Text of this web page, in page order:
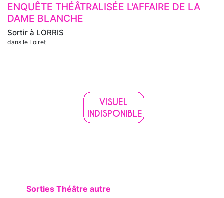
Sortir à LORRIS
dans le Loiret
ENQUÊTE THÉÂTRALISÉE L'AFFAIRE DE LA
DAME BLANCHE
Sorties Théâtre autre